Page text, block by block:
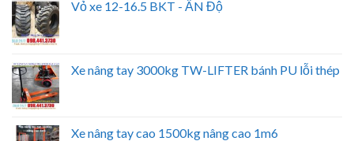
Vỏ xe 12-16.5 BKT - ẤN Độ
Xe nâng tay 3000kg TW-LIFTER bánh PU lỗi thép
Xe nâng tay cao 1500kg nâng cao 1m6